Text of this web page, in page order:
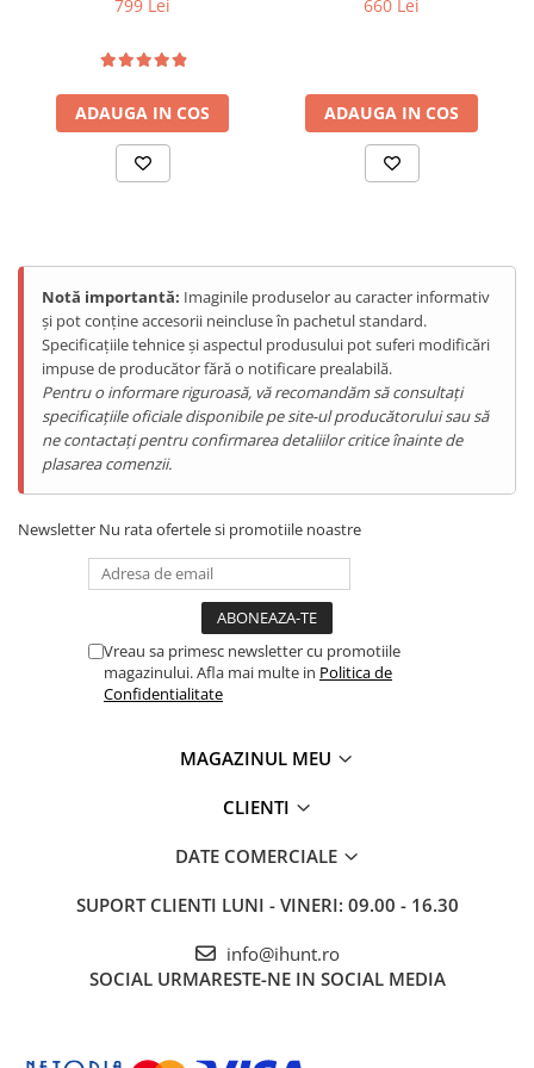
Tablete Doogee
Produse Hotwav
Produse Unihertz
Telefoane Mobile Unihertz
Tablete Unihertz
Casti Audio Blackview
Produse Fossibot
Telefoane Mobile Fossibot
Tablete Fossibot
Produse Oukitel
Gift Card EV
STATII DE INCARCARE EV
Stații de Încărcare Rezidențiale /
Stații de Încărcare Comerciale /
799 Lei
ADAUGA IN COS
660 Lei
ADAUGA IN COS
Notă importantă: Imaginile produselor au caracter informativ
și pot conține accesorii neincluse în pachetul standard.
Specificațiile tehnice și aspectul produsului pot suferi modificări
impuse de producător fără o notificare prealabilă.
Pentru o informare riguroasă, vă recomandăm să consultați
specificațiile oficiale disponibile pe site-ul producătorului sau să
ne contactați pentru confirmarea detaliilor critice înainte de
plasarea comenzii.
Newsletter Nu rata ofertele si promotiile noastre
Vreau sa primesc newsletter cu promotiile
magazinului. Afla mai multe in Politica de
Confidentialitate
MAGAZINUL MEU
CLIENTI
DATE COMERCIALE
SUPORT CLIENTI LUNI - VINERI: 09.00 - 16.30
info@ihunt.ro
SOCIAL URMARESTE-NE IN SOCIAL MEDIA